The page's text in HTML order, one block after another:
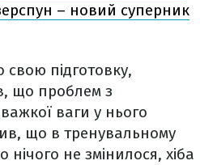
– новий суперник
підготовку,
що проблем з
ваги у нього
що в тренувальному
нічого не змінилося, хіба